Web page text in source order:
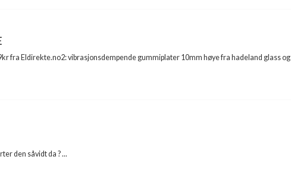
fra Eldirekte.no2: vibrasjonsdempende gummiplater 10mm høye fra hadeland glass og
den såvidt da ? ...